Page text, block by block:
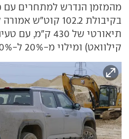
מהמזמן הנדרש למתחרים עם
בקיבולת 102.2
קילוואט) ומילוי מ-20% ל-80% ב-42 דקות.